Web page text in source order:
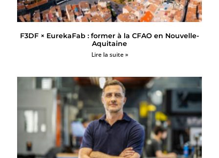
F3DF × EurekaFab : former à la CFAO en Nouvelle-
Aquitaine
Lire la suite »